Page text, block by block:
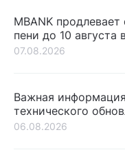
MBANK
пени до 10 августа
07.08.2026
Важная
технического
06.08.2026